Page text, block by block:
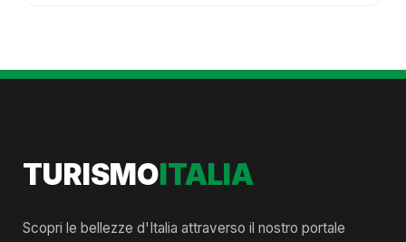
TURISMOITALIA
Scopri le bellezze d'Italia attraverso il nostro portale